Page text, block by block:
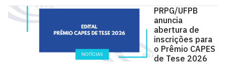
PRPG/UFPB
anuncia
abertura de
inscrições para
o Prêmio CAPES
de Tese 2026